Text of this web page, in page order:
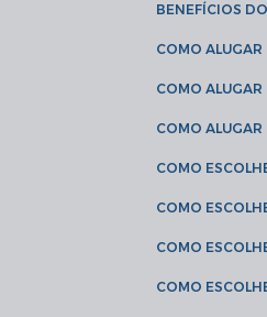
BENEFÍCIOS
COMO
COMO
COMO
COMO
COMO
COMO
COMO